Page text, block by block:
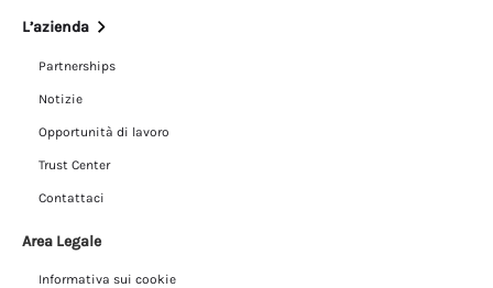
L’azienda
Partnerships
Notizie
Opportunità di lavoro
Trust Center
Contattaci
Area Legale
Informativa sui cookie